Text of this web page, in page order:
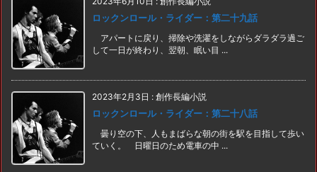
ロックンロール・ライダー：第二十九話
アパートに戻り、掃除や洗濯をしながらダラダラ過ご
して一日が終わり、翌朝、眠い目 ...
2023年2月3日 : 創作長編小説
ロックンロール・ライダー：第二十八話
曇り空の下、人もまばらな朝の街を駅を目指して歩い
ていく。 日曜日のため電車の中 ...